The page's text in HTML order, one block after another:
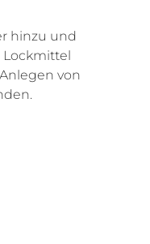
hinzu und
Lockmittel
von